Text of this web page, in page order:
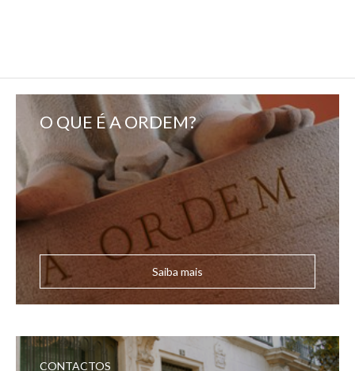
O QUE É A ORDEM?
Saiba mais
CONTACTOS